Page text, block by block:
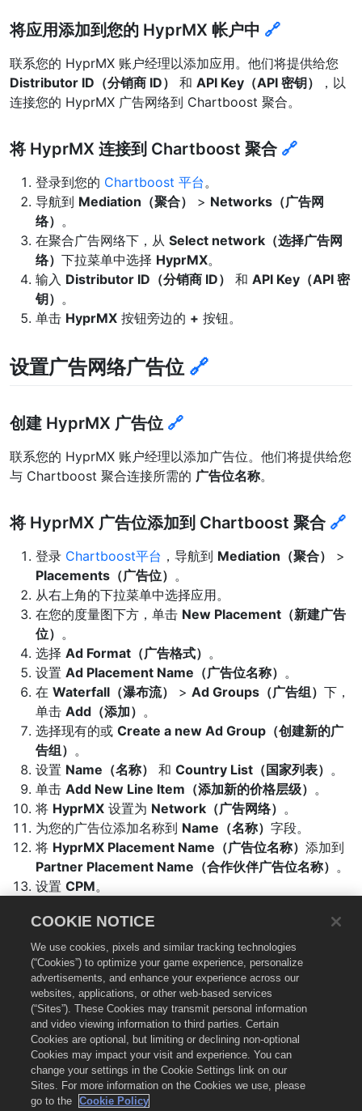
将应用添加到您的 HyprMX 帐户中 🔗
联系您的 HyprMX 账户经理以添加应用。他们将提供给您
Distributor ID（分销商 ID）
和 API Key（API 密钥）
，以
连接您的 HyprMX 广告网络到 Chartboost 聚合。
将 HyprMX 连接到 Chartboost 聚合 🔗
登录到您的 Chartboost 平台。
导航到 Mediation（聚合） > Networks（广告网
络） 。
在聚合广告网络下，从 Select network（选择广告网
络） 下拉菜单中选择 HyprMX。
输入 Distributor ID（分销商 ID） 和 API Key（API 密
钥） 。
单击 HyprMX 按钮旁边的 + 按钮。
设置广告网络广告位 🔗
创建 HyprMX 广告位 🔗
联系您的 HyprMX 账户经理以添加广告位。他们将提供给您
与 Chartboost 聚合连接所需的 广告位名称。
将 HyprMX 广告位添加到 Chartboost 聚合 🔗
登录 Chartboost平台 ，导航到 Mediation（聚合）
>
Placements（广告位） 。
从右上角的下拉菜单中选择应用。
在您的度量图下方，单击 New Placement（新建广告
位） 。
选择 Ad Format（广告格式） 。
设置 Ad Placement Name（广告位名称） 。
在 Waterfall（瀑布流） > Ad Groups（广告组） 下，
单击 Add（添加） 。
选择现有的或 Create a new Ad Group（创建新的广
告组） 。
设置 Name（名称） 和 Country List（国家列表） 。
单击 Add New Line Item（添加新的价格层级） 。
将 HyprMX 设置为 Network（广告网络） 。
为您的广告位添加名称到 Name（名称） 字段。
将 HyprMX Placement Name（广告位名称） 添加到
Partner Placement Name（合作伙伴广告位名称） 。
设置 CPM。
单击Create New（创建新的）
将添加一个新的价格层级。确保选择价格层级的
to Ad Group（添加到广告组）复选框，并单击右下角
的+ Add Selected Items（添加所选项）。
集成 HyprMX 适配器🔗
请参考我们的 Chartboost 聚合适配管理器 ，以获得最新版
本的适配器和集成指南。
COOKIE NOTICE
We use cookies, pixels and similar tracking technologies
(“Cookies”) to optimize your game experience, personalize
advertisements, and enhance your experience across our
websites, applications, or other web-based services
(“Sites”). These Cookies may transmit personal information
and video viewing information to third parties. Certain
Cookies are optional, but limiting or declining non-optional
Cookies may impact your visit and experience. You can
change your settings in the Cookie Settings link on our
Sites. For more information on the Cookies we use, please
go to the
Cookie Policy